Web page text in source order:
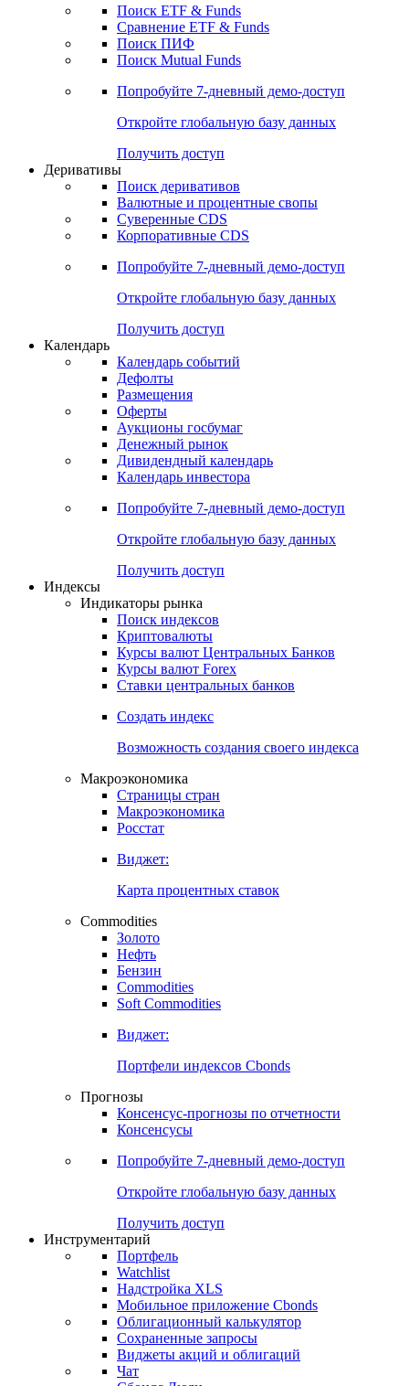
Откройте глобальную базу данных
Получить доступ
ETF & Funds
Сравнение ETF & Funds
Поиск Mutual Funds
Попробуйте7-дневный
Откройте глобальную базу данных
Получить доступ
Деривативы
Валютные и процентные свопы
Корпоративные CDS
Попробуйте7-дневный
Откройте глобальную базу данных
Получить доступ
Календарь
Календарь событий
Дефолты
Размещения
Оферты
Денежный рынок
Календарь инвестора
Попробуйте7-дневный
Откройте глобальную базу данных
Получить доступ
Индикаторы рынка
Поиск индексов
Курсы валют Центральных Банков
Ставки центральных банков
Создать индекс
Возможность создания своего индекса
Страницы стран
Росстат
Виджет:
Карта процентных ставок
Commodities
Золото
Бензин
Soft Commodities
Виджет:
Портфели индексов Cbonds
Прогнозы
Консенсусы
Попробуйте7-дневный
Откройте глобальную базу данных
Получить доступ
Инструментарий
Портфель
Watchlist
Надстройка XLS
Мобильное приложение Cbonds